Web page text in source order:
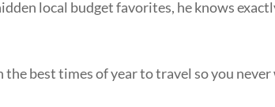
local budget favorites, he knows
best times of year to travel so you